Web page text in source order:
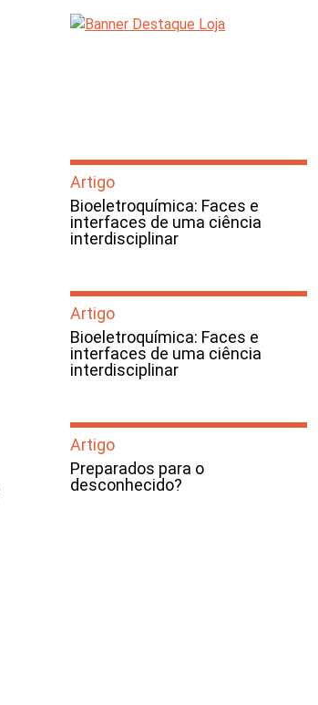
Artigo
Bioeletroquímica: Faces e
interfaces de uma ciência
interdisciplinar
Artigo
Bioeletroquímica: Faces e
interfaces de uma ciência
interdisciplinar
Artigo
Preparados para o
desconhecido?